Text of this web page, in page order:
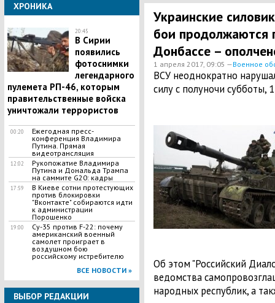
ХРОНИКА
20:45
В Сирии
появились
фотоснимки
легендарного
пулемета РП-46, которым
правительственные войска
уничтожали террористов
00:20
Ежегодная пресс-
конференция Владимира
Путина. Прямая
видеотрансляция
12:02
Рукопожатие Владимира
Путина и Дональда Трампа
на саммите G20: кадры
17:59
В Киеве сотни протестующих
против блокировки
"Вконтакте" собираются идти
к администрации
Порошенко
19:00
Су-35 против F-22: почему
американский военный
самолет проиграет в
воздушном бою
российскому истребителю
ВСЕ НОВОСТИ »
ВЫБОР РЕДАКЦИИ
Украинские
бои продолжаются
Донбассе –
1 апреля 2017, 09:05 —Военное
ВСУ неоднократно
силу с полуночи субботы,
Об этом "Российский
ведомства
народных республик, а